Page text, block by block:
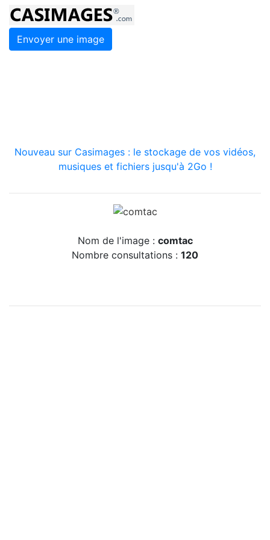
Envoyer une image
Nouveau sur Casimages : le stockage de vos vidéos,
musiques et fichiers jusqu'à 2Go !
Nom de l'image : comtac
Nombre consultations : 120